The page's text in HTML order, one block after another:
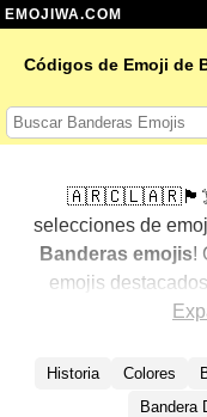
EMOJIWA.COM
Códigos de Emoji de
selecciones de
Banderas emojis!
emojis
conversaciones
mostrando
Explora otras
Historia Colores
Bandera